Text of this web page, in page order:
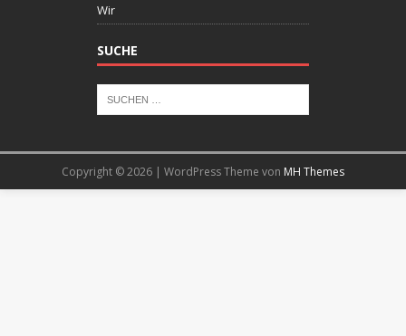
Wir
SUCHE
Copyright © 2026 | WordPress Theme von MH Themes